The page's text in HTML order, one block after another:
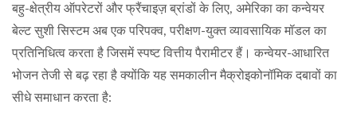
बहु-क्षेत्रीय ऑपरेटरों और फ्रैंचाइज़ ब्रांडों के लिए, अमेरिका का कन्वेयर
बेल्ट सुशी सिस्टम अब एक परिपक्व, परीक्षण-युक्त व्यावसायिक मॉडल का
प्रतिनिधित्व करता है जिसमें स्पष्ट वित्तीय पैरामीटर हैं। कन्वेयर-आधारित
भोजन तेजी से बढ़ रहा है क्योंकि यह समकालीन मैक्रोइकोनॉमिक दबावों का
सीधे समाधान करता है: